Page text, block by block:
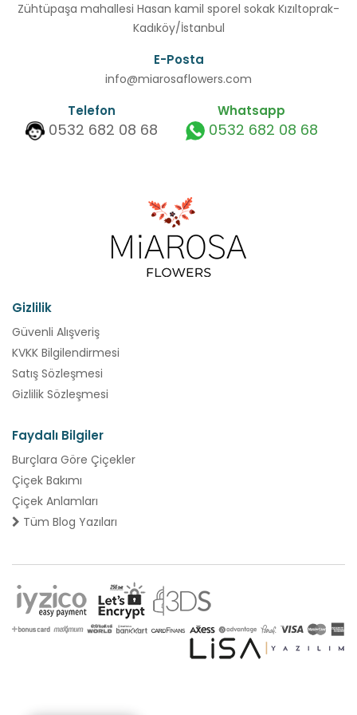
Zühtüpaşa mahallesi Hasan kamil sporel sokak Kızıltoprak-
Kadıköy/İstanbul
E-Posta
info@miarosaflowers.com
Telefon
0532 682 08 68
Whatsapp
0532 682 08 68
Gizlilik
Güvenli Alışveriş
KVKK Bilgilendirmesi
Satış Sözleşmesi
Gizlilik Sözleşmesi
Faydalı Bilgiler
Burçlara Göre Çiçekler
Çiçek Bakımı
Çiçek Anlamları
Tüm Blog Yazıları